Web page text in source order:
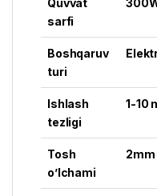
Quvvat
sarfi
Boshqaruv
turi
Ishlash
tezligi
1-10
Tosh
o’lchami
2mm